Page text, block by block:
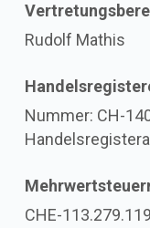
Rudolf Mathis
Nummer: CH-
CHE-113.279.119